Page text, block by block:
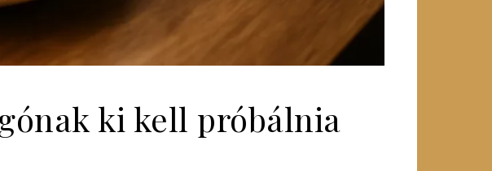
ki kell próbálnia